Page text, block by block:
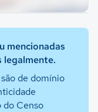
mencionadas
legalmente.
de domínio
Censo